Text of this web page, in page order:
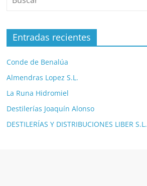
Entradas recientes
Conde de Benalúa
Almendras Lopez S.L.
La Runa Hidromiel
Destilerías Joaquín Alonso
DESTILERÍAS Y DISTRIBUCIONES LIBER S.L.